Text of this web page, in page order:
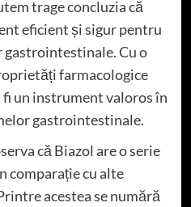
trage concluzia că
eficient și sigur pentru
Cu o
farmacologice
fi un instrument valoros în
gastrointestinale.
că Biazol are o serie
comparație cu alte
acestea se numără